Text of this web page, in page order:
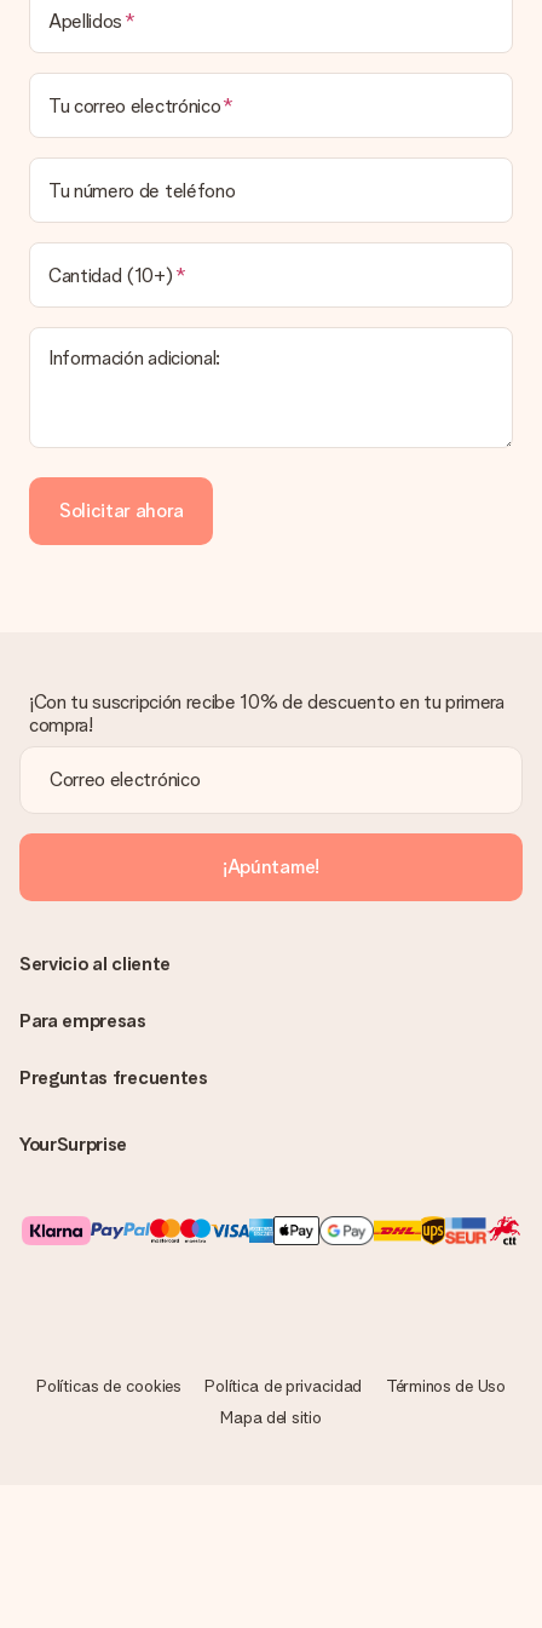
Tiempo de entrega, opciones de entrega y
costos de envío.
¿Puedo elegir una fecha de entrega?
Elegir la fecha exacta de entrega no es posible. Una vez
personalizado y completado tu pedido, recibirás una
confirmación con las fechas estimadas de entrega. Una vez
que el pedido haya sido enviado, será la empresa de
transportes la encargada de entregar el regalo.
¿Cuál es el tiempo de entrega y cuándo recibo mi
obsequio?
El tiempo de entrega se puede encontrar en la página del
producto del regalo.
¿Cómo puedo pagar mi pedido?
de crédito o transferencia bancaria. En caso de elegir
transferencia bancaria, ten en cuenta 3 días adicionales para la
entrega de tu regalo.
asunto contigo. Ponte en contacto con nuestro equipo de
atención al cliente por teléfono, correo electrónico o chat y
buscaremos una solución adecuada para ti.
¿Se envía la factura junto con el pedido?
La factura y cualquier otra información relativa a tu regalo se
enviará únicamente por correo electrónico. El regalo se enviará
sin ninguna información adicional Así, evitaremos que la
persona que recibe el regalo la vea. ¡No le enviaremos nada
más que su increíble regalo! ¿Quieres que sepa quién se lo
Apellidos
Tu correo electrónico
Tu número de teléfono
Cantidad (10+)
Información adicional:
Solicitar ahora
¡Con tu suscripción recibe 10% de descuento en tu primera
compra!
¡Apúntame!
Preguntas frecuentes
YourSurprise
Servicio al cliente
Para empresas
Políticas de cookies Política de privacidad
Términos de Uso
Mapa del sitio